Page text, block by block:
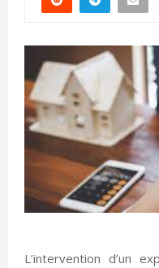
L’intervention d’un